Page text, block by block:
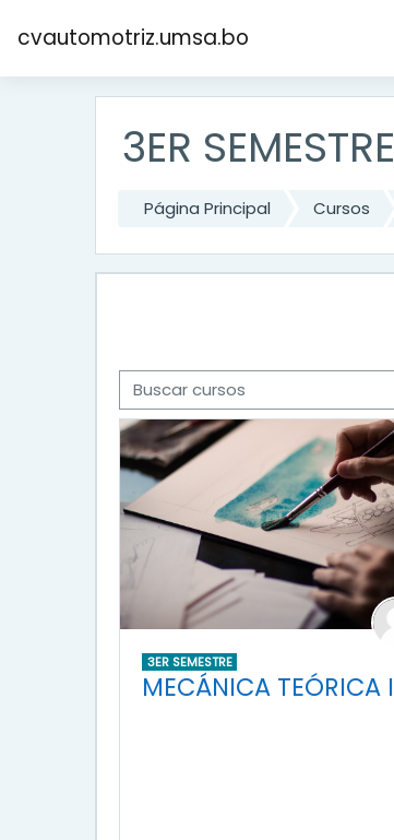
cvautomotriz.umsa.bo
3ER SEMESTRE
Página Principal Cursos
Buscar cursos
3ER SEMESTRE
MECÁNICA TEÓRICA I